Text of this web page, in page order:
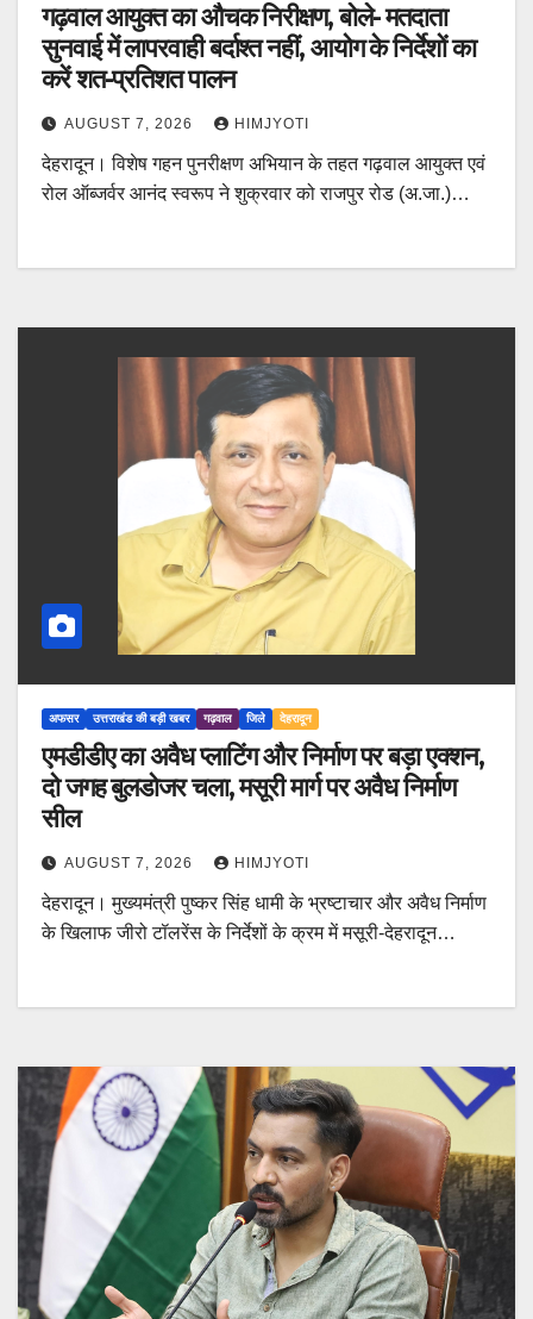
गढ़वाल आयुक्त का औचक निरीक्षण, बोले- मतदाता
सुनवाई में लापरवाही बर्दाश्त नहीं, आयोग के निर्देशों का
करें शत-प्रतिशत पालन
AUGUST 7, 2026 HIMJYOTI
देहरादून। विशेष गहन पुनरीक्षण अभियान के तहत गढ़वाल आयुक्त एवं
रोल ऑब्जर्वर आनंद स्वरूप ने शुक्रवार को राजपुर रोड (अ.जा.)…
अफसर उत्तराखंड की बड़ी खबर गढ़वाल जिले देहरादून
एमडीडीए का अवैध प्लाटिंग और निर्माण पर बड़ा एक्शन,
दो जगह बुलडोजर चला, मसूरी मार्ग पर अवैध निर्माण
सील
AUGUST 7, 2026 HIMJYOTI
देहरादून। मुख्यमंत्री पुष्कर सिंह धामी के भ्रष्टाचार और अवैध निर्माण
के खिलाफ जीरो टॉलरेंस के निर्देशों के क्रम में मसूरी-देहरादून…